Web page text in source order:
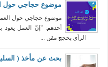
موضوع حجاجي حول
موضوع حجاجي حول
أحدهم: "إنّ العمل يعود
الرأي بحجج مقن ...
بحث عن مأخذ (